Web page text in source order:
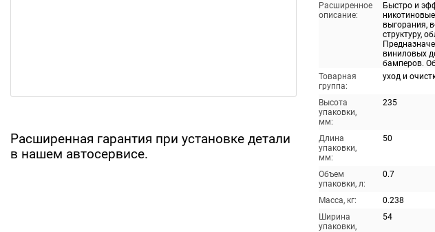
Расширенная гарантия при установке детали
в нашем автосервисе.
Расширенное
описание:
Быстро и
выгорания,
структуру,
виниловых
бамперов.
Товарная
группа:
уход и
Высота
упаковки,
мм:
235
Длина
упаковки,
мм:
50
Объем
упаковки, л:
0.7
Масса, кг:
0.238
Ширина
упаковки,
54